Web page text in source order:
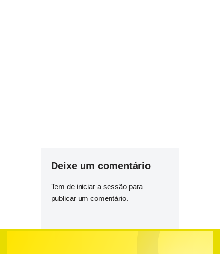
Deixe um comentário
Tem de iniciar a sessão para
publicar um comentário.